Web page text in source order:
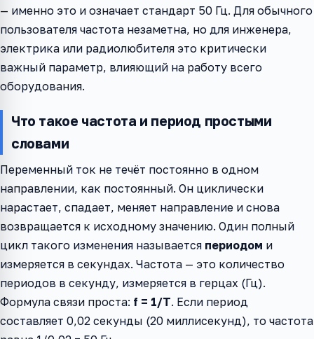
— именно это и означает стандарт 50 Гц. Для обычного
пользователя частота незаметна, но для инженера,
электрика или радиолюбителя это критически
важный параметр, влияющий на работу всего
оборудования.
Что такое частота и период простыми
словами
Переменный ток не течёт постоянно в одном
направлении, как постоянный. Он циклически
нарастает, спадает, меняет направление и снова
возвращается к исходному значению. Один полный
цикл такого изменения называется периодом и
измеряется в секундах. Частота — это количество
периодов в секунду, измеряется в герцах (Гц).
Формула связи проста: f = 1/T. Если период
составляет 0,02 секунды (20 миллисекунд), то частота